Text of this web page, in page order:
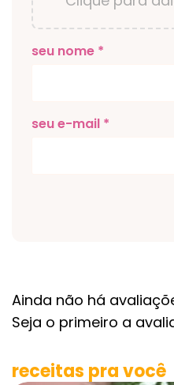
seu nome *
seu e-mail *
Ainda não há
Seja o primeiro a
receitas pra você